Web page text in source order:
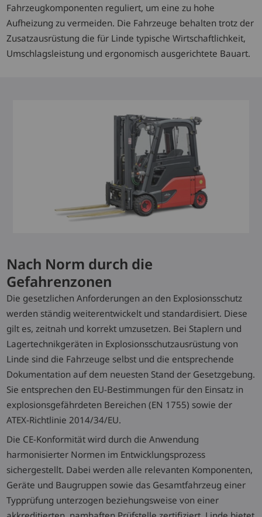
Fahrzeugkomponenten reguliert, um eine zu hohe
Aufheizung zu vermeiden. Die Fahrzeuge behalten trotz der
Zusatzausrüstung die für Linde typische Wirtschaftlichkeit,
Umschlagsleistung und ergonomisch ausgerichtete Bauart.
Nach Norm durch die
Gefahrenzonen
Die gesetzlichen Anforderungen an den Explosionsschutz
werden ständig weiterentwickelt und standardisiert. Diese
gilt es, zeitnah und korrekt umzusetzen. Bei Staplern und
Lagertechnikgeräten in Explosionsschutzausrüstung von
Linde sind die Fahrzeuge selbst und die entsprechende
Dokumentation auf dem neuesten Stand der Gesetzgebung.
Sie entsprechen den EU-Bestimmungen für den Einsatz in
explosionsgefährdeten Bereichen (EN 1755) sowie der
ATEX-Richtlinie 2014/34/EU.
Die CE-Konformität wird durch die Anwendung
harmonisierter Normen im Entwicklungsprozess
sichergestellt. Dabei werden alle relevanten Komponenten,
Geräte und Baugruppen sowie das Gesamtfahrzeug einer
Typprüfung unterzogen beziehungsweise von einer